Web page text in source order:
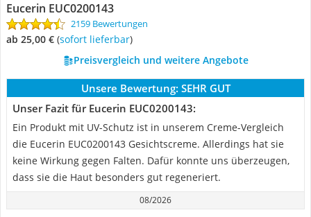
Eucerin EUC0200143
2159 Bewertungen
ab 25,00 € ( Sofort lieferbar)
Preisvergleich und weitere Angebote
Unsere Bewertung: SEHR GUT
Unser Fazit für Eucerin EUC0200143:
Ein Produkt mit UV-Schutz ist in unserem Creme-Vergleich
die Eucerin EUC0200143 Gesichtscreme. Allerdings hat sie
keine Wirkung gegen Falten. Dafür konnte uns überzeugen,
dass sie die Haut besonders gut regeneriert.
08/2026